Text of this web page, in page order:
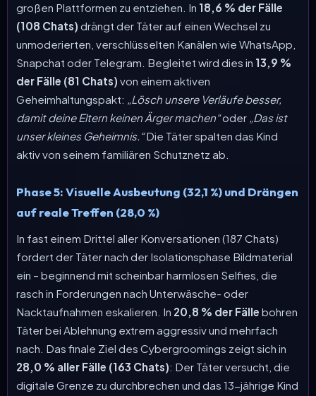
großen Plattformen zu entziehen. In 18,6 % der Fälle
(108 Chats) drängt der Täter auf einen Wechsel zu
unmoderierten, verschlüsselten Kanälen wie WhatsApp,
Snapchat oder Telegram. Begleitet wird dies in 13,9 %
der Fälle (81 Chats) von einem aktiven
Geheimhaltungspakt: „Lösch unsere Verläufe besser,
damit deine Eltern keinen Ärger machen“oder „Das ist
unser kleines Geheimnis.“Die Täter spalten das Kind
aktiv von seinem familiären Schutznetz ab.
Phase 5: Visuelle Ausbeutung (32,1 %) und Drängen
auf reale Treffen (28,0 %)
In fast einem Drittel aller Konversationen (187 Chats)
fordert der Täter nach der Isolationsphase Bildmaterial
ein – beginnend mit scheinbar harmlosen Selfies, die
rasch in Forderungen nach Unterwäsche- oder
Nacktaufnahmen eskalieren. In 20,8 % der Fälle bohren
Täter bei Ablehnung extrem aggressiv und mehrfach
nach. Das finale Ziel des Cybergroomings zeigt sich in
28,0 % aller Fälle (163 Chats): Der Täter versucht, die
digitale Grenze zu durchbrechen und das 13-jährige Kind